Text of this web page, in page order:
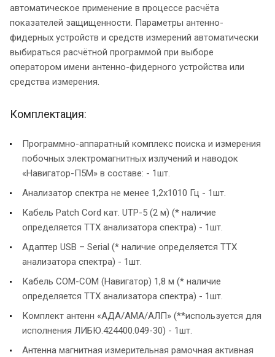
автоматическое применение в процессе расчёта
показателей защищенности. Параметры антенно-
фидерных устройств и средств измерений автоматически
выбираться расчётной программой при выборе
оператором имени антенно-фидерного устройства или
средства измерения.
Комплектация:
Программно-аппаратный комплекс поиска и измерения
побочных электромагнитных излучений и наводок
«Навигатор-П5М» в составе: - 1шт.
Анализатор спектра не менее 1,2x1010 Гц - 1шт.
Кабель Patch Cord кат. UTP-5 (2 м) (* наличие
определяется ТТХ анализатора спектра) - 1шт.
Адаптер USB – Serial (* наличие определяется ТТХ
анализатора спектра) - 1шт.
Кабель COM-COM (Навигатор) 1,8 м (* наличие
определяется ТТХ анализатора спектра) - 1шт.
Комплект антенн «АДА/АМА/АЛП» (**используется для
исполнения ЛИБЮ.424400.049-30) - 1шт.
Антенна магнитная измерительная рамочная активная